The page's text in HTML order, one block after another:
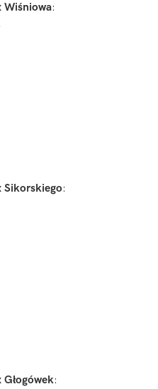
Wiśniowa:
Sikorskiego:
: